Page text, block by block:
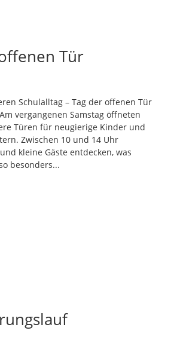
Tür
Schulalltag – Tag der offenen Tür
vergangenen Samstag öffneten
Türen für neugierige Kinder und
Zwischen 10 und 14 Uhr
kleine Gäste entdecken, was
besonders...